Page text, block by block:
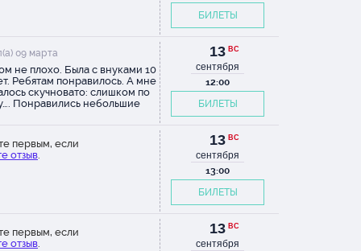
БИЛЕТЫ
09 марта
не плохо. Была с внуками 10
Ребятам понравилось. А мне
скучновато: слишком по
Понравились небольшие
из 1-ряда, раздача
и свечей зрителям,
зрителя для
Но, ребятам старше 11 я
13 ВС
сентября
12:00
БИЛЕТЫ
первым, если
отзыв.
13 ВС
сентября
13:00
БИЛЕТЫ
первым, если
отзыв.
13 ВС
сентября